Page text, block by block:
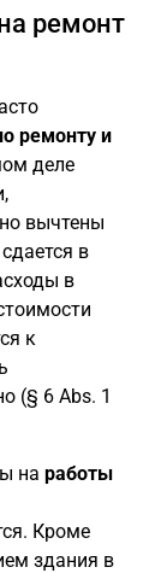
ремонт
ремонту и
деле
вычтены
в
в
к
(§ 6 Abs. 1
на работы
Кроме
здания в